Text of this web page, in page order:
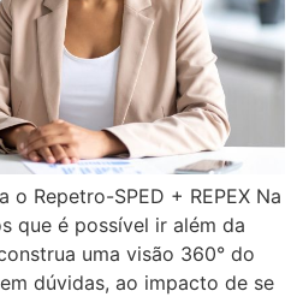
Repetro-SPED + REPEX Na
que é possível ir além da
uma visão 360° do
dúvidas, ao impacto de se